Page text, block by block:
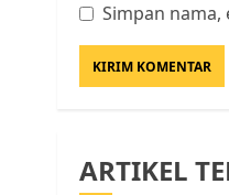
Simpan
ARTIKEL